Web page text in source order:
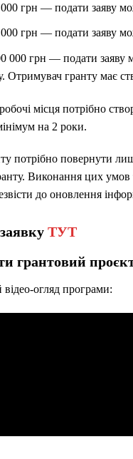
грн — подати заяву
грн — подати заяву
000 грн — подати заяву
Отримувач гранту має
місця потрібно
на 2 роки.
потрібно повернути
Виконання цих умов
до оновлення
ТУТ
грантовий
огляд програми: